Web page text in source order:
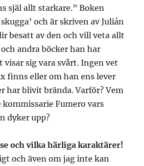
själ allt starkare.” Boken
och är skriven av Julián
besatt av den och vill veta allt
andra böcker han har
visar sig vara svårt. Ingen vet
finns eller om han ens lever
har blivit brända. Varför? Vem
Fumero vars
dyker upp?
och vilka härliga karaktärer!
och även om jag inte kan